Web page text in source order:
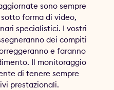
sono sempre
forma di video,
specialistici. I vostri
dei compiti
e faranno
Il monitoraggio
di tenere sempre
prestazionali.